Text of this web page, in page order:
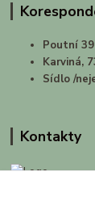
Poutní
Karviná,
Sídlo /
Kontakty